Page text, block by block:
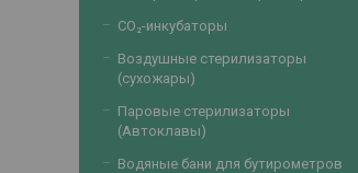
CO₂-инкубаторы
Воздушные стерилизаторы
(сухожары)
Паровые стерилизаторы
(Автоклавы)
Водяные бани для бутирометров